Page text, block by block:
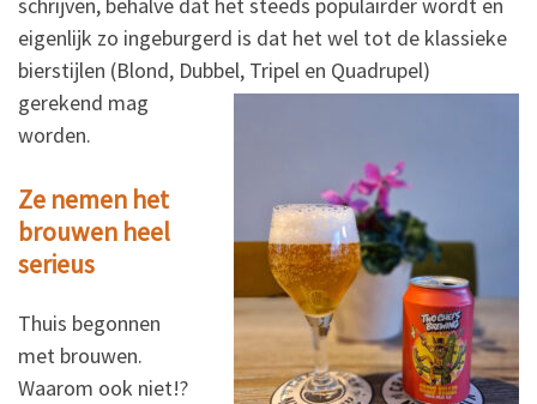
eigenlijk zo ingeburgerd is dat het wel tot de klassieke
bierstijlen (Blond, Dubbel, Tripel en Quadrupel)
gerekend mag
worden.
Ze nemen het
brouwen heel
serieus
Thuis begonnen
met brouwen.
Waarom ook niet!?